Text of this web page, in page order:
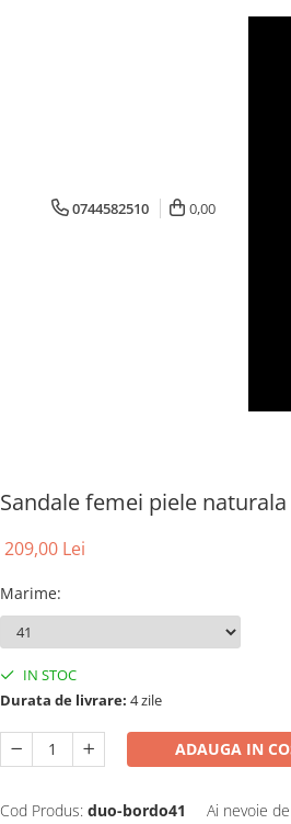
0744582510 0,00
Sandale femei piele
209,00 Lei
Marime:
IN STOC
Durata de livrare: 4 zile
ADAUGA IN
Cod Produs: duo-bordo41 Ai nevoie